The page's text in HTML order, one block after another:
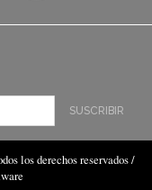
SUSCRIBIR
los derechos reservados /